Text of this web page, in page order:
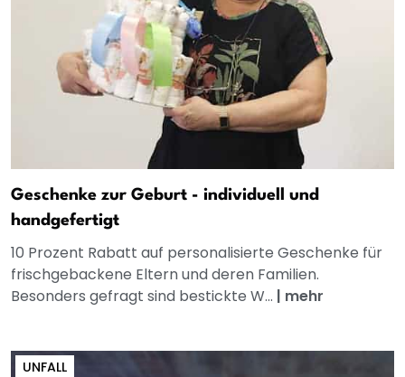
Geschenke zur Geburt - individuell und
handgefertigt
10 Prozent Rabatt auf personalisierte Geschenke für
frischgebackene Eltern und deren Familien.
Besonders gefragt sind bestickte W... | mehr
UNFALL